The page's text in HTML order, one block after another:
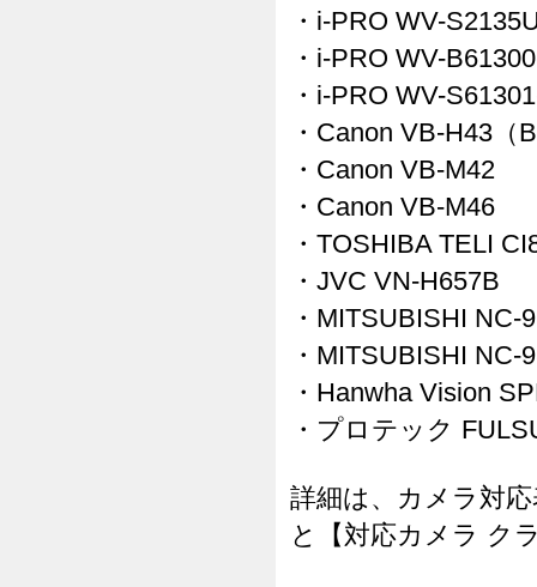
・i-PRO WV-
・i-PRO WV-
・i-PRO WV-
・Canon VB-H43（
・Canon VB-M42
・Canon VB-M46
・TOSHIBA TELI
・JVC VN-H657B
・MITSUBISHI NC-
・MITSUBISHI NC-
・Hanwha Vision
・プロテック
詳細は、カメラ対
と【対応カメラ ク